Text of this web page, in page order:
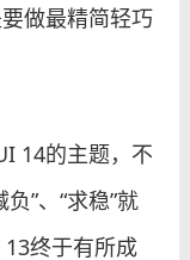
做最精简轻巧
14的主题，不
”、“求稳”就
终于有所成